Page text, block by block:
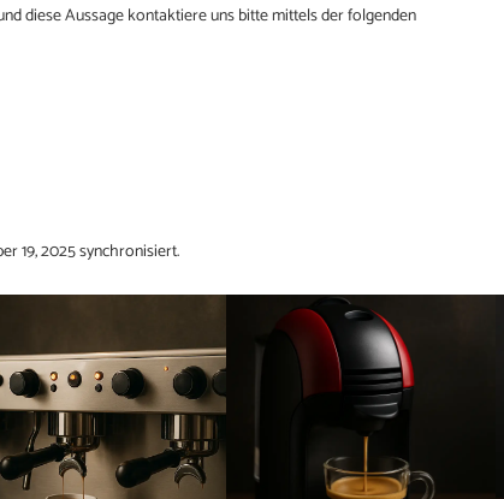
diese Aussage kontaktiere uns bitte mittels der folgenden
19, 2025 synchronisiert.